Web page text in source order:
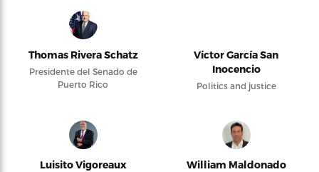
Thomas Rivera Schatz
Presidente del Senado de
Puerto Rico
Víctor García San
Inocencio
Politics and justice
Luisito Vigoreaux William Maldonado